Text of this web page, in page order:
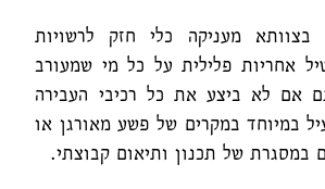
בצוותא מעניקה כלי חזק לרשויות
אחריות פלילית על כל מי שמעורב
אם לא ביצע את כל רכיבי העבירה
במיוחד במקרים של פשע מאורגן או
במסגרת של תכנון ותיאום קבוצתי.